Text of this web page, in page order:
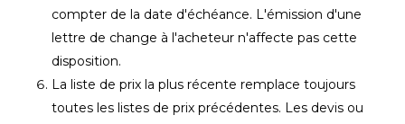
compter de la date d'échéance. L'émission d'une
lettre de change à l'acheteur n'affecte pas cette
disposition.
La liste de prix la plus récente remplace toujours
toutes les listes de prix précédentes. Les devis ou